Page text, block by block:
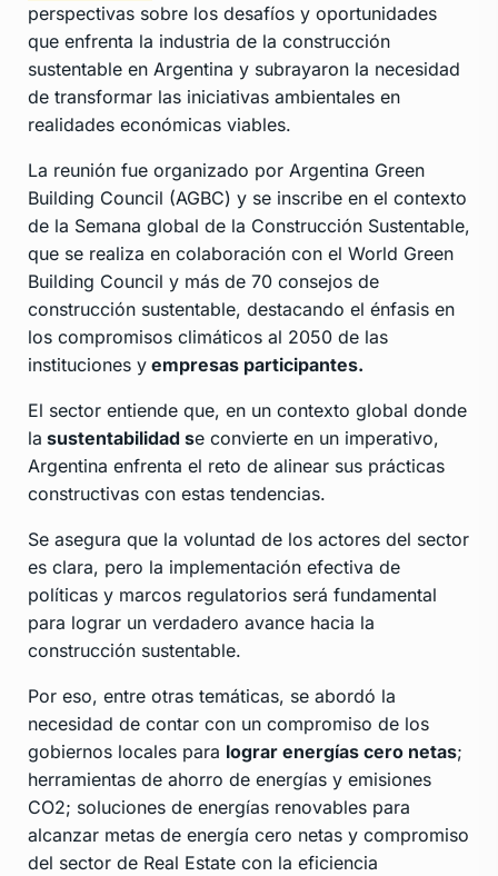
perspectivas sobre los desafíos y oportunidades
que enfrenta la industria de la construcción
sustentable en Argentina y subrayaron la necesidad
de transformar las iniciativas ambientales en
realidades económicas viables.
La reunión fue organizado por Argentina Green
Building Council (AGBC) y se inscribe en el contexto
de la Semana global de la Construcción Sustentable,
que se realiza en colaboración con el World Green
Building Council y más de 70 consejos de
construcción sustentable, destacando el énfasis en
los compromisos climáticos al 2050 de las
instituciones y empresas participantes.
El sector entiende que, en un contexto global donde
la sustentabilidad se convierte en un imperativo,
Argentina enfrenta el reto de alinear sus prácticas
constructivas con estas tendencias.
Se asegura que la voluntad de los actores del sector
es clara, pero la implementación efectiva de
políticas y marcos regulatorios será fundamental
para lograr un verdadero avance hacia la
construcción sustentable.
Por eso, entre otras temáticas, se abordó la
necesidad de contar con un compromiso de los
gobiernos locales para lograr energías cero netas;
herramientas de ahorro de energías y emisiones
CO2; soluciones de energías renovables para
alcanzar metas de energía cero netas y compromiso
del sector de Real Estate con la eficiencia